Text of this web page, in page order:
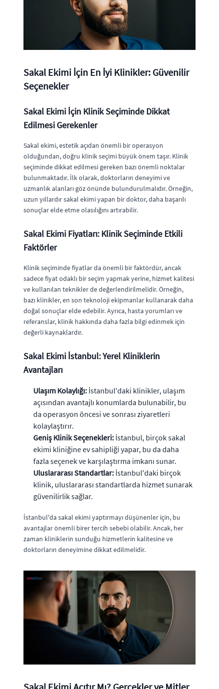
Sakal Ekimi İçin En İyi Klinikler: Güvenilir
Seçenekler
Sakal Ekimi İçin Klinik Seçiminde Dikkat
Edilmesi Gerekenler
Sakal ekimi, estetik açıdan önemli bir operasyon
olduğundan, doğru klinik seçimi büyük önem taşır. Klinik
seçiminde dikkat edilmesi gereken bazı önemli noktalar
bulunmaktadır. İlk olarak, doktorların deneyimi ve
uzmanlık alanları göz önünde bulundurulmalıdır. Örneğin,
uzun yıllardır sakal ekimi yapan bir doktor, daha başarılı
sonuçlar elde etme olasılığını artırabilir.
Sakal Ekimi Fiyatları: Klinik Seçiminde Etkili
Faktörler
Klinik seçiminde fiyatlar da önemli bir faktördür, ancak
sadece fiyat odaklı bir seçim yapmak yerine, hizmet kalitesi
ve kullanılan teknikler de değerlendirilmelidir. Örneğin,
bazı klinikler, en son teknoloji ekipmanlar kullanarak daha
doğal sonuçlar elde edebilir. Ayrıca, hasta yorumları ve
referanslar, klinik hakkında daha fazla bilgi edinmek için
değerli kaynaklardır.
Sakal Ekimi İstanbul: Yerel Kliniklerin
Avantajları
Ulaşım Kolaylığı: İstanbul'daki klinikler, ulaşım
açısından avantajlı konumlarda bulunabilir, bu
da operasyon öncesi ve sonrası ziyaretleri
kolaylaştırır.
Geniş Klinik Seçenekleri: İstanbul, birçok sakal
ekimi kliniğine ev sahipliği yapar, bu da daha
fazla seçenek ve karşılaştırma imkanı sunar.
Uluslararası Standartlar: İstanbul'daki birçok
klinik, uluslararası standartlarda hizmet sunarak
güvenilirlik sağlar.
İstanbul'da sakal ekimi yaptırmayı düşünenler için, bu
avantajlar önemli birer tercih sebebi olabilir. Ancak, her
zaman kliniklerin sunduğu hizmetlerin kalitesine ve
doktorların deneyimine dikkat edilmelidir.